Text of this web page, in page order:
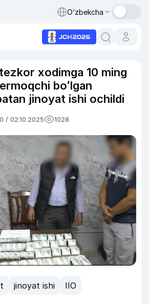
O‘zbekcha
xodimga 10 ming
boʻlgan
jinoyat ishi ochildi
/ 02.10.2025 1028
jinoyat ishi
IIO